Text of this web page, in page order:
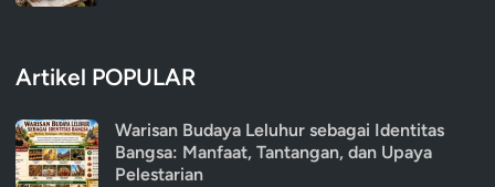
Artikel POPULAR
Warisan Budaya Leluhur sebagai Identitas
Bangsa: Manfaat, Tantangan, dan Upaya
Pelestarian